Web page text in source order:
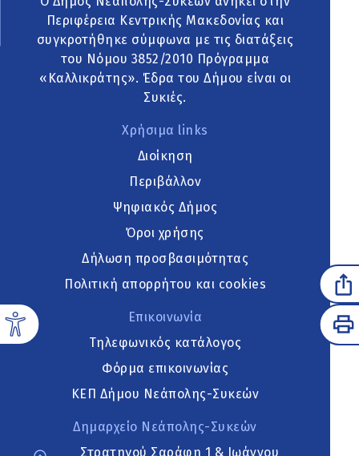
Περιφέρεια Κεντρικής Μακεδονίας και
συγκροτήθηκε σύμφωνα με τις διατάξεις
του Νόμου 3852/2010 Πρόγραμμα
«Καλλικράτης». Έδρα του Δήμου είναι οι
Συκιές.
Χρήσιμα links
Διοίκηση
Περιβάλλον
Ψηφιακός Δήμος
Όροι χρήσης
Δήλωση προσβασιμότητας
Πολιτική απορρήτου και cookies
Επικοινωνία
Τηλεφωνικός κατάλογος
Φόρμα επικοινωνίας
ΚΕΠ Δήμου Νεάπολης-Συκεών
Δημαρχείο Νεάπολης-Συκεών
Στρατηγού Σαράφη 1 & Ιωάννου